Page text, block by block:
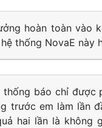
hoàn toàn vào
thống NovaE này
thống báo chỉ được
trước em làm lần
hai lần là không